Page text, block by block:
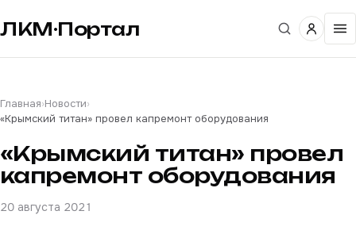
ЛКМ·Портал
Главная›Новости›
«Крымский титан» провел капремонт оборудования
«Крымский титан» провел
капремонт оборудования
20 августа 2021